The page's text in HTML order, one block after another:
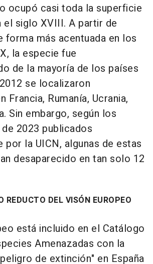
ocupó casi toda la superficie
el siglo XVIII. A partir de
forma más acentuada en los
la especie fue
de la mayoría de los países
se localizaron
Francia, Rumanía, Ucrania,
Sin embargo, según los
2023 publicados
por la UICN, algunas de estas
desaparecido en tan solo 12
REDUCTO DEL VISÓN EUROPEO
está incluido en el Catálogo
Amenazadas con la
de extinción" en España